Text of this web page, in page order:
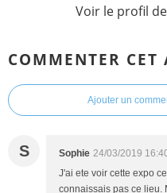
Voir le profil de
COMMENTER CET
Ajouter un
S Sophie 24/03/2019
J'ai ete voir cette expo
connaissais pas ce lieu.